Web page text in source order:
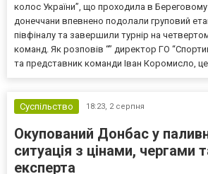
колос України”, що проходила в Береговому
донеччани впевнено подолали груповий
півфіналу та завершили турнір на
команд. Як розповів “” директор ГО
та представник команди Іван Коромисло,
Суспільство 18:23, 2 серпня
Окупований Донбас у
ситуація з цінами, чергами
експерта